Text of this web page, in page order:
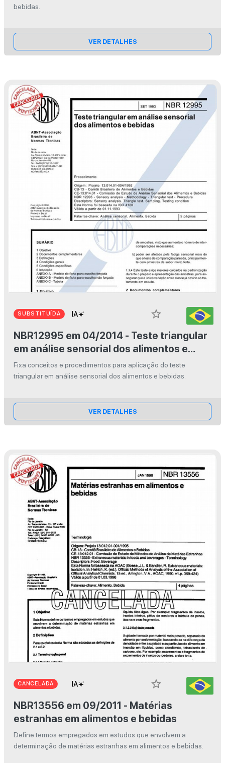
bebidas.
VER DETALHES
SUBSTITUÍDA
star_border
NBR12995 em 04/2014 - Teste triangular
em análise sensorial dos alimentos e
bebidas
Fixa conceitos e procedimentos para aplicação do teste
triangular em análise sensorial dos alimentos e bebidas.
VER DETALHES
CANCELADA
star_border
NBR13556 em 09/2011 - Matérias
estranhas em alimentos e bebidas
Define termos empregados em estudos que envolvem a
determinação de matérias estranhas em alimentos e bebidas.